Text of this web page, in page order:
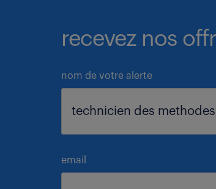
recevez nos
nom de votre alerte
email